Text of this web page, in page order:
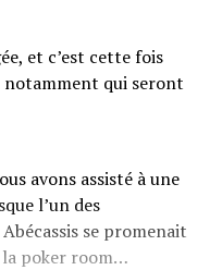
et c’est cette fois
notamment qui seront
avons assisté à une
l’un des
se promenait
la poker room…